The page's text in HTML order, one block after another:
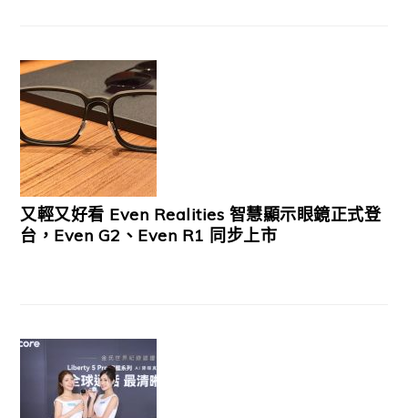
又輕又好看 Even Realities 智慧顯示眼鏡正式登
台，Even G2、Even R1 同步上市